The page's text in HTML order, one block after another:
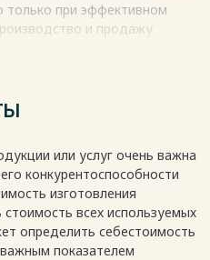
только при эффективном
и продажу
и материалов, роста
расходов. Управление
обеспечить рентабельную
в конкуренции.
после покупки
или услуг очень важна
конкурентоспособности
изготовления
всех используемых
определить себестоимость
показателем